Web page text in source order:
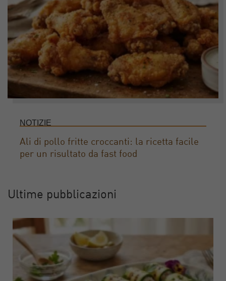
NOTIZIE
Ali di pollo fritte croccanti: la ricetta facile
per un risultato da fast food
Ultime pubblicazioni